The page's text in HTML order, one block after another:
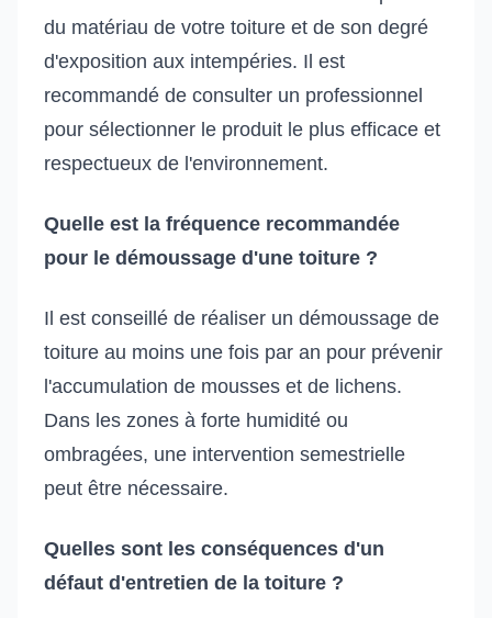
du matériau de votre toiture et de son degré
d'exposition aux intempéries. Il est
recommandé de consulter un professionnel
pour sélectionner le produit le plus efficace et
respectueux de l'environnement.
Quelle est la fréquence recommandée
pour le démoussage d'une toiture ?
Il est conseillé de réaliser un démoussage de
toiture au moins une fois par an pour prévenir
l'accumulation de mousses et de lichens.
Dans les zones à forte humidité ou
ombragées, une intervention semestrielle
peut être nécessaire.
Quelles sont les conséquences d'un
défaut d'entretien de la toiture ?